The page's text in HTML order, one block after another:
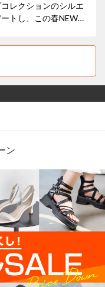
レクションのシルエ
トし、この春NEW
！
ン